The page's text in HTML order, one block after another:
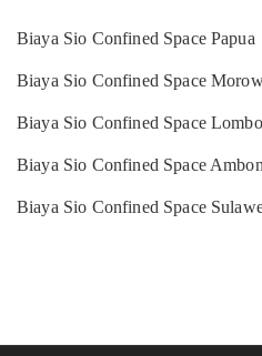
Biaya Sio Confined Space Papua
Biaya Sio Confined Space
Biaya Sio Confined Space
Biaya Sio Confined Space Ambon
Biaya Sio Confined Space